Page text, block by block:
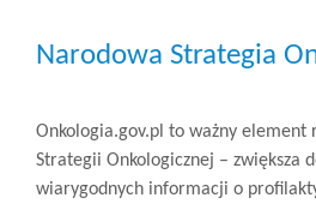
Narodowa Strategia
Onkologia.gov.pl to ważny element
Strategii Onkologicznej – zwiększa
wiarygodnych informacji o